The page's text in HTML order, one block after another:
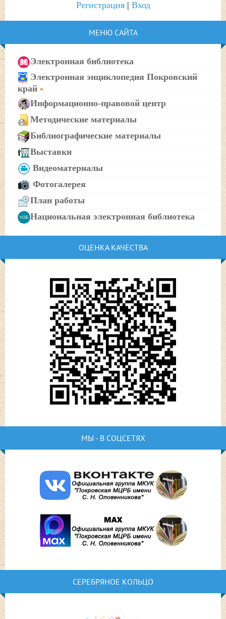
Регистрация| Вход
МЕНЮ САЙТА
Электронная библиотека
Электронная энциклопедия Покровский
край
Информационно-правовой центр
Методические материалы
Библиографические материалы
Выставки
Видеоматериалы
Фотогалерея
План работы
Национальная электронная библиотека
ОЦЕНКА КАЧЕСТВА
МЫ - В СОЦСЕТЯХ
СЕРЕБРЯНОЕ КОЛЬЦО